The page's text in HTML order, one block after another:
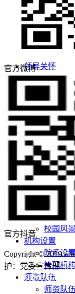
敢为人先 实
志存高远 追
招生网
领导关怀
评估工作
学校概况
学校简介
学校董
现任领
学校董
名誉校
学校顾
学校荣誉
校园风景
机构设置
院系设
管理机构
师资队伍
师资队
官方微博
官方抖音
Copyright © 2019
护：党委宣传部鄂
42011502001236号